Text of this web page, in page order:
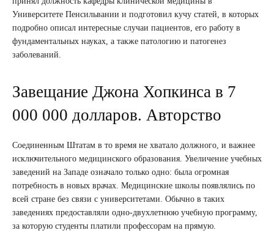
Университете Пенсильвании и подготовил кучу статей, в которых
подробно описал интересные случаи пациентов, его работу в
фундаментальных науках, а также патологию и патогенез
заболеваний.
Завещание Джона Хопкинса в 7
000 000 долларов. Авторство
Соединенным Штатам в то время не хватало должного, и важнее
исключительного медицинского образования. Увеличение учебных
заведений на Западе означало только одно: была огромная
потребность в новых врачах. Медицинские школы появлялись по
всей стране без связи с университетами. Обычно в таких
заведениях предоставляли одно-двухлетнюю учебную программу,
за которую студенты платили профессорам на прямую.